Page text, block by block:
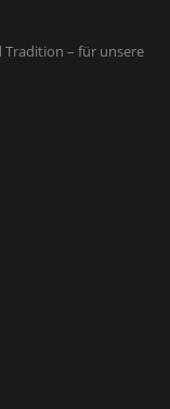
– für unsere